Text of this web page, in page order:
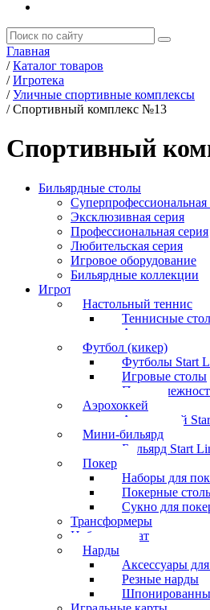
Главная
/ Каталог товаров
/ Игротека
/ Уличные спортивные комплексы
/ Спортивный комплекс №13
Спортивный
Бильярдные столы
Суперпрофессиональная
Эксклюзивная серия
Профессиональная серия
Любительская серия
Игровое оборудование
Бильярдные коллекции
Игротека
Настольный теннис
Теннисные
Аксессуары
Футбол (кикер)
Футболы Start
Игровые столы
Аэрохоккей
Аэрохоккей
Мини-бильярд
Бильярд Start
Покер
Наборы для
Покерные
Сукно для
Трансформеры
Набор шахмат
Нарды
Аксессуары
Резные нарды